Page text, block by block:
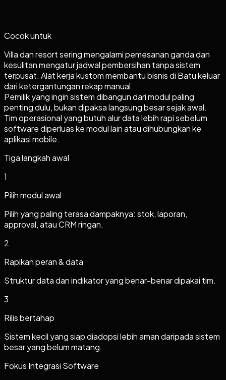
Cocok untuk
Villa dan resort sering mengalami pemesanan ganda dan
kesulitan mengatur jadwal pembersihan tanpa sistem
terpusat. Alat kerja kustom membantu bisnis di Batu keluar
dari ketergantungan rekap manual.
Pemilik yang ingin sistem dibangun dari modul paling
penting dulu, bukan dipaksa langsung besar sejak awal.
Tim operasional yang butuh alur data lebih rapi sebelum
software diperluas ke modul lain atau dihubungkan ke
aplikasi mobile.
Tiga langkah awal
1
Pilih modul awal
Pilih yang paling terasa dampaknya: stok, laporan,
approval, atau CRM ringan.
2
Rapikan peran & data
Struktur data dan indikator yang benar-benar dipakai tim.
3
Rilis bertahap
Sistem kecil yang siap diadopsi lebih aman daripada sistem
besar yang belum matang.
Fokus Integrasi Software